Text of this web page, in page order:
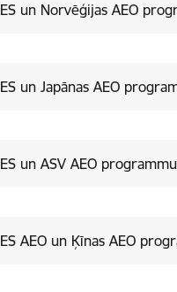
ES un Norvēģijas AEO
ES un Japānas AEO
ES un ASV AEO
ES AEO un Ķīnas AEO